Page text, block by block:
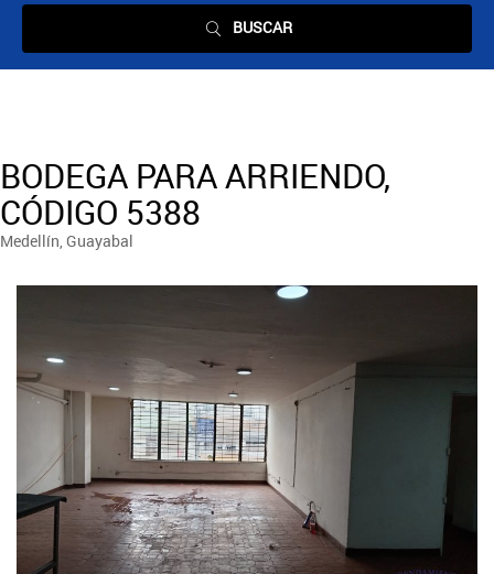
BUSCAR
BODEGA PARA ARRIENDO,
CÓDIGO 5388
Medellín, Guayabal